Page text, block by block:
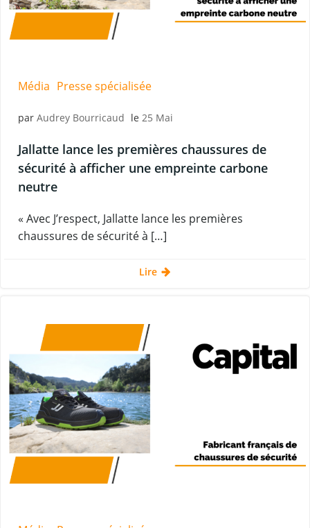
Média Presse spécialisée
par Audrey Bourricaud le 25 Mai
Jallatte lance les premières chaussures de
sécurité à afficher une empreinte carbone
neutre
« Avec J’respect, Jallatte lance les premières
chaussures de sécurité à […]
Lire